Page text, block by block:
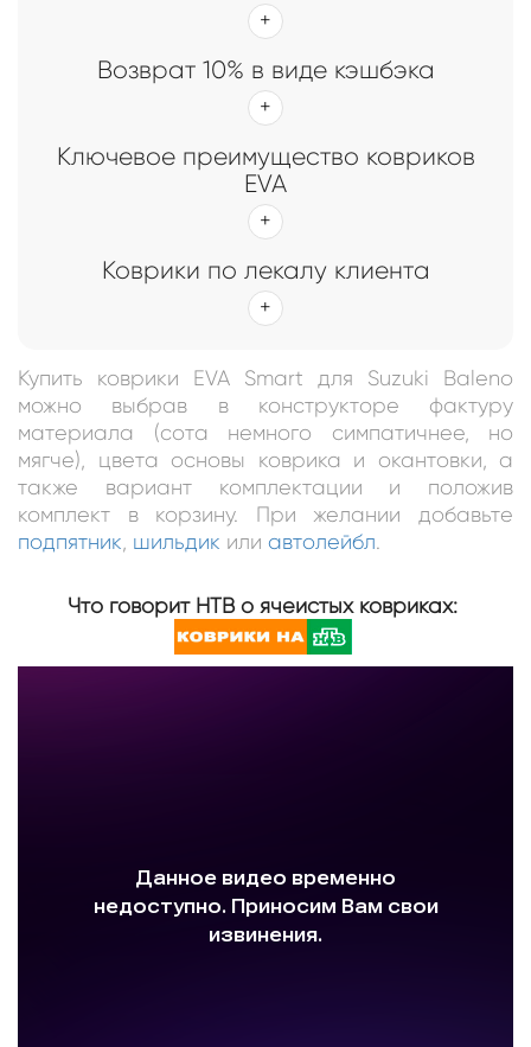
Возврат 10% в виде кэшбэка
Ключевое преимущество ковриков
EVA
Коврики по лекалу клиента
Купить коврики EVA Smart для Suzuki Baleno
можно выбрав в конструкторе фактуру
материала (сота немного симпатичнее, но
мягче), цвета основы коврика и окантовки, а
также вариант комплектации и положив
комплект в корзину. При желании добавьте
подпятник шильдик или автолейбл.
Что говорит НТВ о ячеистых ковриках: